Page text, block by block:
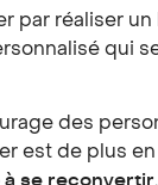
par réaliser un
qui
des
est de plus
se reconvertir